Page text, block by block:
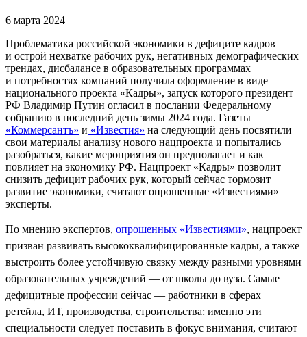
6 марта 2024
Проблематика российской экономики в дефиците кадров
и острой нехватке рабочих рук, негативных демографических
трендах, дисбалансе в образовательных программах
и потребностях компаний получила оформление в виде
национального проекта «Кадры», запуск которого президент
РФ Владимир Путин огласил в послании Федеральному
собранию в последний день зимы 2024 года. Газеты
«Коммерсантъ» и «Известия» на следующий день посвятили
свои материалы анализу нового нацпроекта и попытались
разобраться, какие мероприятия он предполагает и как
повлияет на экономику РФ. Нацпроект «Кадры» позволит
снизить дефицит рабочих рук, который сейчас тормозит
развитие экономики, считают опрошенные «Известиями»
эксперты.
По мнению экспертов, опрошенных «Известиями», нацпроект
призван развивать высококвалифицированные кадры, а также
выстроить более устойчивую связку между разными уровнями
образовательных учреждений — от школы до вуза. Самые
дефицитные профессии сейчас — работники в сферах
ретейла, ИТ, производства, строительства: именно эти
специальности следует поставить в фокус внимания, считают